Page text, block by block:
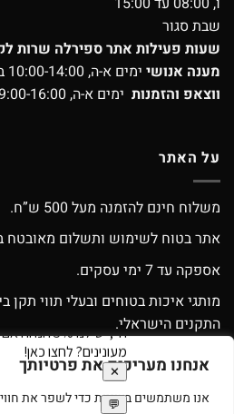
אנחנו מעריכים את פרטיותך
אנו משתמשים בעוגיות כדי לשפר את
שבת סגור
שעות פעילות אתר ספירלה שרות
מענה אנושי ימים א-ה, 10:00-14:00 בטלפון:
ווצאפ והזמנות ימים א-ה, 9:00-16:00
על האתר
משלוח חינם להזמנה מעל 500 ש”ח.
אתר בטוח לשימוש ותשלום מאובטח
אספקה עד 7 ימי עסקים.
מותגי איכות בטוחים ובעלי תווי תקן
התקנים הישראלי.
אפשרות החלפה / החזרה עפ”י התקנון.